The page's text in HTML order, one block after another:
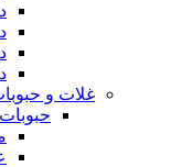
غلات و
حبوبات